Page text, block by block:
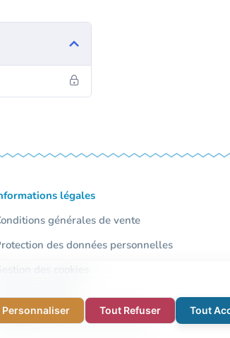
légales
générales de vente
des données personnelles
des cookies
légales
Signalement / Lanceur d'alerte
Personnaliser Tout Refuser Tout